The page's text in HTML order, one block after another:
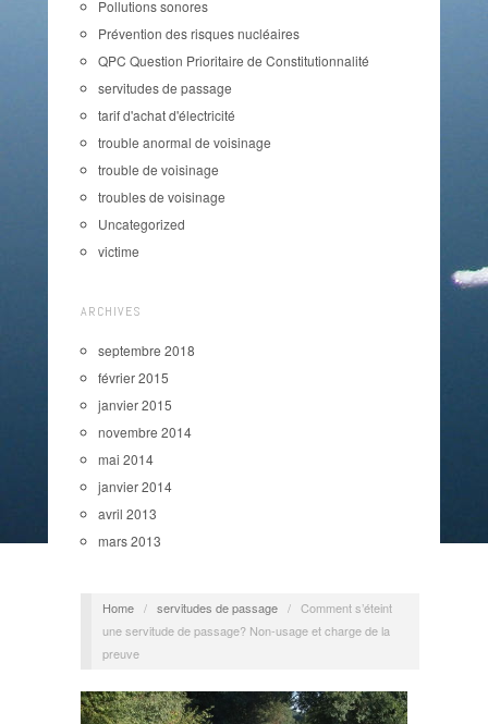
Pollutions sonores
Prévention des risques nucléaires
QPC Question Prioritaire de Constitutionnalité
servitudes de passage
tarif d'achat d'électricité
trouble anormal de voisinage
trouble de voisinage
troubles de voisinage
Uncategorized
victime
ARCHIVES
septembre 2018
février 2015
janvier 2015
novembre 2014
mai 2014
janvier 2014
avril 2013
mars 2013
Home / servitudes de passage / Comment s’éteint
une servitude de passage? Non-usage et charge de la
preuve